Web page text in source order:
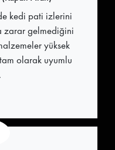
kedi pati izlerini
zarar gelmediğini
yüksek
olarak uyumlu